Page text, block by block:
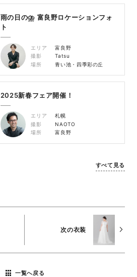
雨の日の⛈ 富良野ロケーションフォ
ト
エリア
富良野
撮影
Tatsu
場所
青い池・四季彩の丘
2025新春フェア開催！
エリア
札幌
撮影
NAOTO
場所
富良野
すべて見る
次の衣装
一覧へ戻る